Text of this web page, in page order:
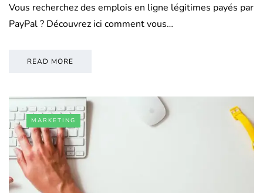
Vous recherchez des emplois en ligne légitimes payés par
PayPal ? Découvrez ici comment vous…
READ MORE
MARKETING